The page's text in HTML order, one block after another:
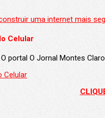
Celular
portal O Jornal Montes